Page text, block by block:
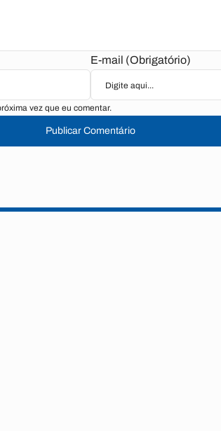
E-mail (Obrigatório)
vez que eu comentar.
Publicar Comentário